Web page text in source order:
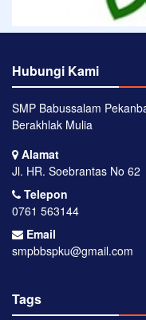
Hubungi Kami
SMP Babussalam
Berakhlak Mulia
Alamat
Jl. HR. Soebrantas No 62
Telepon
0761 563144
Email
smpbbspku@gmail.com
Tags